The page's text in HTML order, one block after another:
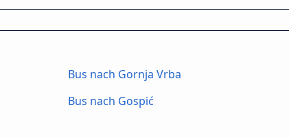
Bus nach Gornja Vrba
Bus nach Gospić